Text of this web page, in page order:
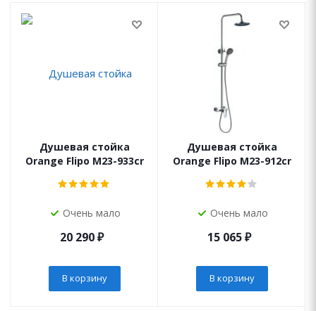
Душевая стойка
Orange Flipo M23-933cr
Очень мало
20 290₽
В корзину
Душевая стойка
Orange Flipo M23-912cr
Очень мало
15 065₽
В корзину